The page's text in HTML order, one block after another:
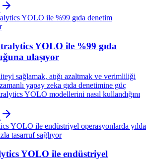
YOLO ile %99 gıda
ulaşıyor
sağlamak, atığı azaltmak ve verimliliği
yapay zeka gıda denetimine güç
YOLO modellerini nasıl kullandığını
YOLO ile endüstriyel